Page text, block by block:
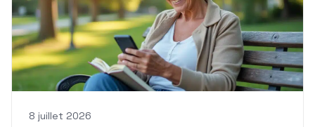
8 juillet 2026